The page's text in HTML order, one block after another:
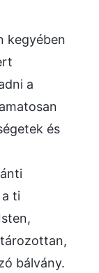
kegyében
a
és
ti
bálvány.